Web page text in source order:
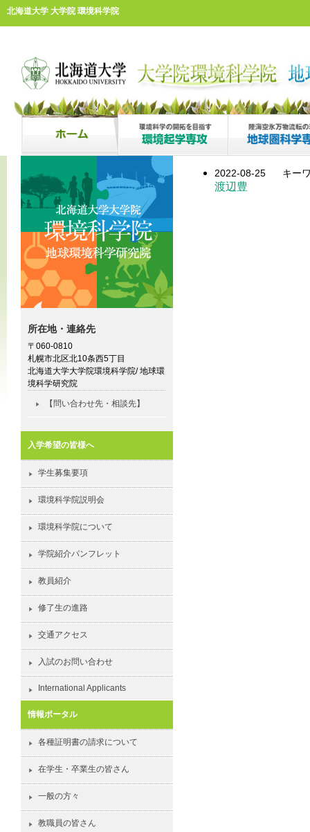
北海道大学 大学院 環境科学院
2022-08-25 キー
渡辺豊
所在地・連絡先
〒060-0810
札幌市北区北10条西5丁目
北海道大学大学院環境科学院/ 地球環
境科学研究院
【問い合わせ先・相談先】
入学希望の皆様へ
学生募集要項
環境科学院説明会
環境科学院について
学院紹介パンフレット
教員紹介
修了生の進路
交通アクセス
入試のお問い合わせ
International Applicants
情報ポータル
各種証明書の請求について
在学生・卒業生の皆さん
一般の方々
教職員の皆さん